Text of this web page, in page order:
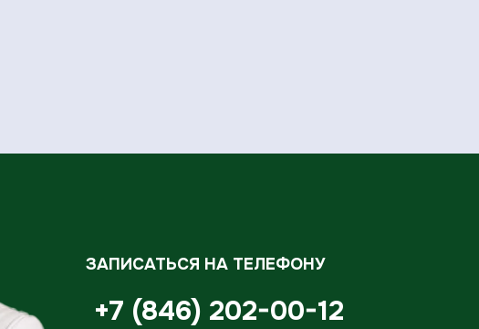
ЗАПИСАТЬСЯ НА ТЕЛЕФОНУ
+7 (846) 202-00-12